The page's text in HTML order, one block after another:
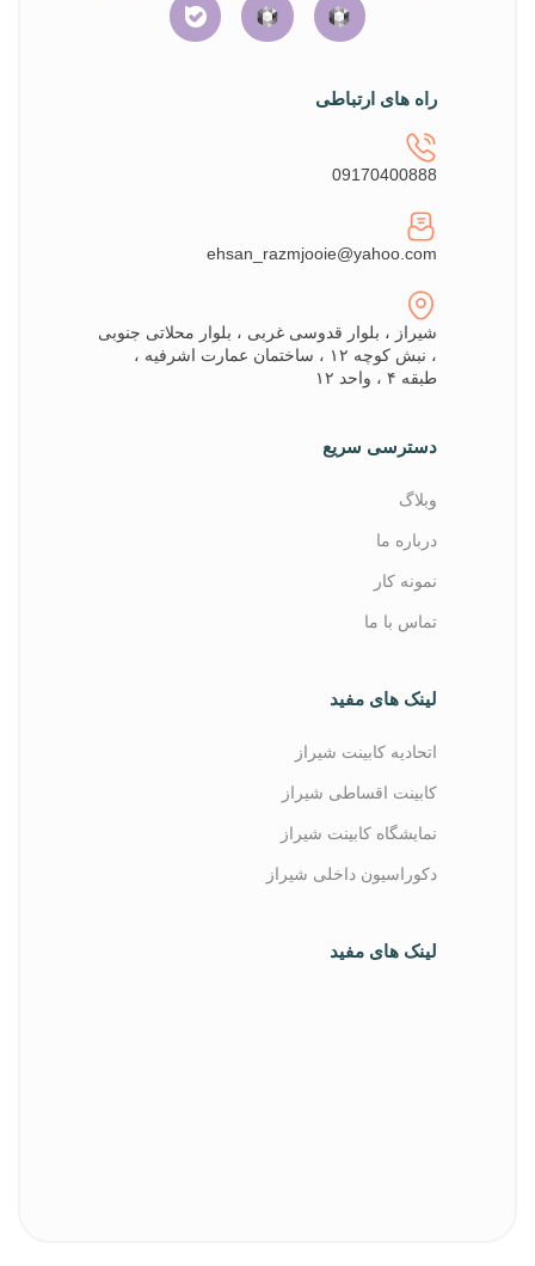
راه های ارتباطی
09170400888
ehsan_razmjooie@yahoo.com
شیراز ، بلوار قدوسی غربی ، بلوار محلاتی جنوبی
، نبش کوچه ۱۲ ، ساختمان عمارت اشرفیه ،
طبقه ۴ ، واحد ۱۲
دسترسی سریع
وبلاگ
درباره ما
نمونه کار
تماس با ما
لینک های مفید
اتحادیه کابینت شیراز
کابینت اقساطی شیراز
نمایشگاه کابینت شیراز
دکوراسیون داخلی شیراز
لینک های مفید